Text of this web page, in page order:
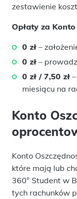
zestawienie
Opłaty za
0 zł –
0 zł –
0 zł / 7,50 zł
miesiącu na
Konto
Konto
które mają lub
360° Student w
tych rachunków